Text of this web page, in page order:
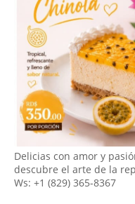
Delicias con amor y
descubre el arte de la
Ws: +1 (829) 365-8367